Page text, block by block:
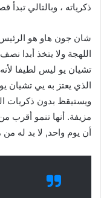
ذكرياته ، وبالتالي تبدأ
شان جون هاو هو الرئيس
اللهجة ولا يتخذ أبدا
تشيان يو ليس لطيفا
الذي يعتز به يي
ويستيقظ بدون ذكريات
مزيفة. أنها تنمو أقرب
أن يوم واحد, لا بد له من